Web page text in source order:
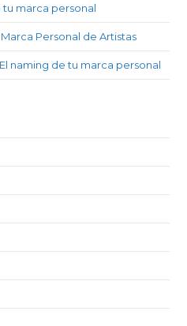
tu marca personal
Personal de Artistas
El naming de tu marca personal